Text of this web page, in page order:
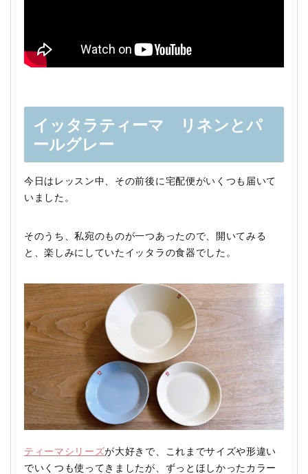
イッタラティーマ リネンとパ
ールグレー
今日はレッスン中、その前後に宅配便がいくつも届いて
いました。
そのうち、私宛のものが一つあったので、開いてみる
と、楽しみにしていたイッタラの食器でした。
ティーマシリーズが大好きで、これまでサイズや形違い
でいくつも使ってきましたが、ずっとほしかったカラー